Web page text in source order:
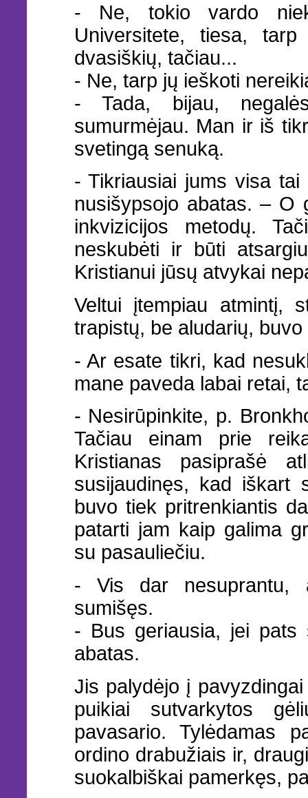
- Ne, tokio vardo
Universitete, tiesa,
dvasiškių, tačiau...
- Ne, tarp jų ieškoti
- Tada, bijau,
sumurmėjau. Man ir iš
svetingą senuką.
- Tikriausiai jums visa
nusišypsojo abatas. – O
inkvizicijos metodų.
neskubėti ir būti
Kristianui jūsų atvykai
Veltui įtempiau atmintį,
trapistų, be aludarių,
- Ar esate tikri, kad
mane paveda labai retai,
- Nesirūpinkite, p.
Tačiau einam prie
Kristianas pasiprašė
susijaudinęs, kad iškart
buvo tiek pritrenkiantis
patarti jam kaip galima
su pasauliečiu.
- Vis dar nesuprantu,
sumišęs.
- Bus geriausia, jei pats
abatas.
Jis palydėjo į
puikiai sutvarkytos
pavasario. Tylėdamas
ordino drabužiais ir,
suokalbiškai pamerkęs,